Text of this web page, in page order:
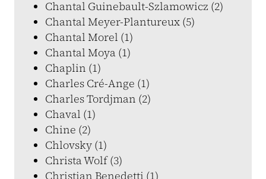
Chantal Guinebault-Szlamowicz (2)
Chantal Meyer-Plantureux (5)
Chantal Morel (1)
Chantal Moya (1)
Chaplin (1)
Charles Cré-Ange (1)
Charles Tordjman (2)
Chaval (1)
Chine (2)
Chlovsky (1)
Christa Wolf (3)
Christian Benedetti (1)